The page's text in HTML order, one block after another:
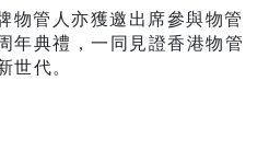
物管人亦獲邀出席參與物管
年典禮，一同見證香港物管
世代。